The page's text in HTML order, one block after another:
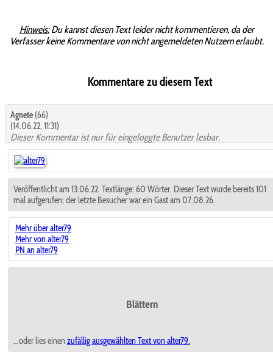
Hinweis:Du kannst diesen Text leider nicht kommentieren, da der
Verfasser keine Kommentare von nicht angemeldeten Nutzern erlaubt.
Kommentare zu diesem Text
Agnete (66)
(14.06.22, 11:31)
Dieser Kommentar ist nur für eingeloggte Benutzer lesbar.
Veröffentlicht am 13.06.22. Textlänge: 60 Wörter. Dieser Text wurde bereits 101
mal aufgerufen; der letzte Besucher war ein Gast am 07.08.26.
Mehr über alter79
Mehr von alter79
PN an alter79
Blättern
...oder lies einen zufällig ausgewählten Text von alter79.